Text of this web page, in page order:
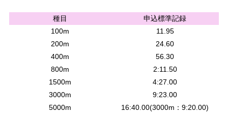
種目
申込標準記録
100m
11.95
200m
24.60
400m
56.30
800m
2:11.50
1500m
4:27.00
3000m
9:23.00
5000m
16:40.00(3000m：9:20.00)